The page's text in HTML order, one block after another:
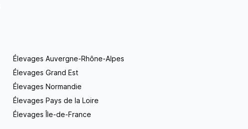
Élevages Auvergne-Rhône-Alpes
Élevages Grand Est
Élevages Normandie
Élevages Pays de la Loire
Élevages Île-de-France